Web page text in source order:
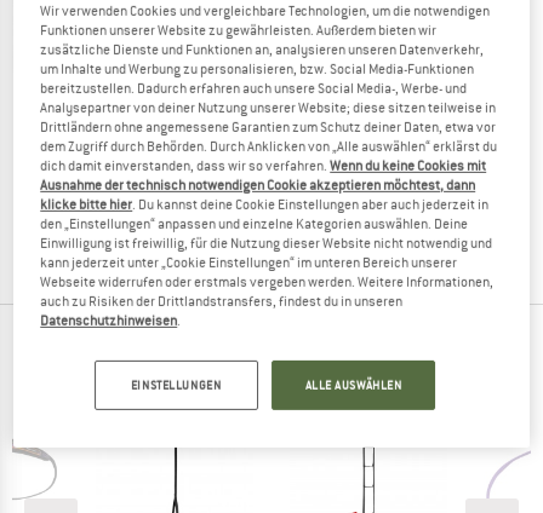
C.A.M.P.
Cable Ladder
Trittleiter
286,95 €258,26 €
(0)
Wir verwenden Cookies und vergleichbare Technologien, um die notwendigen
Funktionen unserer Website zu gewährleisten. Außerdem bieten wir
zusätzliche Dienste und Funktionen an, analysieren unseren Datenverkehr,
um Inhalte und Werbung zu personalisieren, bzw. Social Media-Funktionen
bereitzustellen. Dadurch erfahren auch unsere Social Media-, Werbe- und
Analysepartner von deiner Nutzung unserer Website; diese sitzen teilweise in
Drittländern ohne angemessene Garantien zum Schutz deiner Daten, etwa vor
dem Zugriff durch Behörden. Durch Anklicken von „Alle auswählen“ erklärst du
dich damit einverstanden, dass wir so verfahren.Wenn du keine Cookies mit
Ausnahme der technisch notwendigen Cookie akzeptieren möchtest, dann
klicke bitte hier. Du kannst deine Cookie Einstellungen aber auch jederzeit in
den „Einstellungen“ anpassen und einzelne Kategorien auswählen. Deine
Einwilligung ist freiwillig, für die Nutzung dieser Website nicht notwendig und
kann jederzeit unter „Cookie Einstellungen“ im unteren Bereich unserer
Webseite widerrufen oder erstmals vergeben werden. Weitere Informationen,
auch zu Risiken der Drittlandstransfers, findest du in unseren
Datenschutzhinweisen.
EINSTELLUNGEN ALLE AUSWÄHLEN